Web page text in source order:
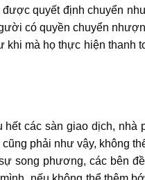
quyết định chuyển
có quyền chuyển
mà họ thực hiện thanh
hết cácsàn giao dịch, nhà
phải như vậy, không
song phương, các bên